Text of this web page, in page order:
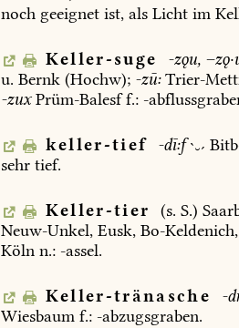
noch geeignet ist, als Licht im
Keller-suge -zǫu,
u. Bernk (Hochw); -zū: Trier-
-zux Prüm-Balesff.: -
keller-tief -dī:f
sehr tief.
Keller-tier (s. S.)
Neuw-Unkel, Eusk, Bo-Keldenich,
Köln n.: -assel.
Keller-tränasche
-
Wiesbaum f.: -abzugsgraben.